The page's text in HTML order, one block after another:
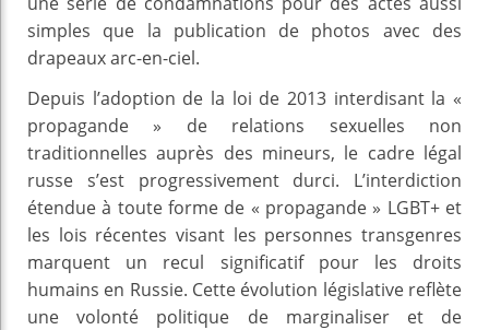
simples que la publication de photos avec des
drapeaux arc-en-ciel.
Depuis l’adoption de la loi de 2013 interdisant la «
propagande » de relations sexuelles non
traditionnelles auprès des mineurs, le cadre légal
russe s’est progressivement durci. L’interdiction
étendue à toute forme de « propagande » LGBT+ et
les lois récentes visant les personnes transgenres
marquent un recul significatif pour les droits
humains en Russie. Cette évolution législative reflète
une volonté politique de marginaliser et de